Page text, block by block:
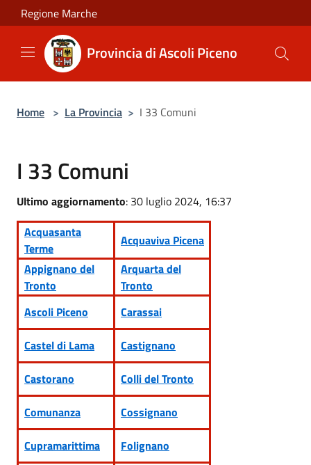
Salta al contenuto principale
Regione Marche
Provincia di Ascoli Piceno
Home > La Provincia > I 33 Comuni
I 33 Comuni
Ultimo aggiornamento: 30 luglio 2024, 16:37
Acquasanta
Terme
Acquaviva Picena
Appignano del
Tronto
Arquarta del
Tronto
Ascoli Piceno
Carassai
Castel di Lama
Castignano
Castorano
Colli del Tronto
Comunanza
Cossignano
Cupramarittima
Folignano